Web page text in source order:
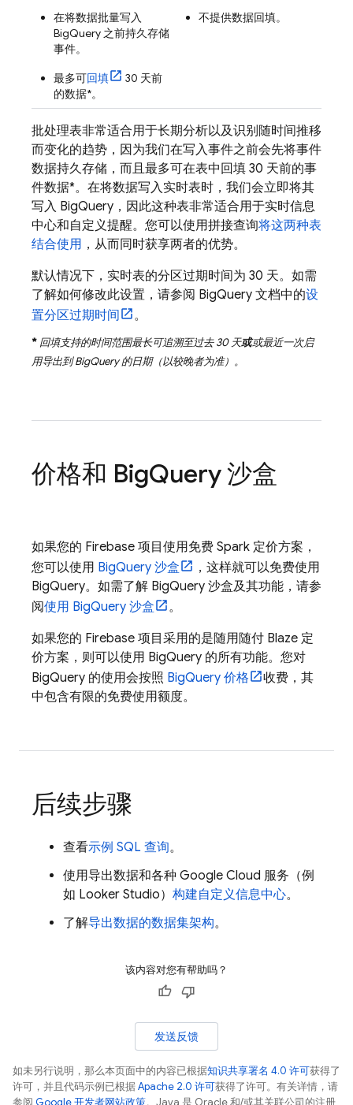
在将数据批量写入
BigQuery 之前持久存储
事件。
最多可回填
30 天前
的数据*。
不提供数据回填。
批处理表非常适合用于长期分析以及识别随时间推移
而变化的趋势，因为我们在写入事件之前会先将事件
数据持久存储，而且最多可在表中回填 30 天前的事
件数据*。在将数据写入实时表时，我们会立即将其
写入 BigQuery ，因此这种表非常适合用于实时信息
中心和自定义提醒。您可以使用拼接查询将这两种表
结合使用 ，从而同时获享两者的优势。
默认情况下，实时表的分区过期时间为 30 天。如需
了解如何修改此设置，请参阅 BigQuery 文档中的设
置分区过期时间
。
* 回填支持的时间范围最长可追溯至过去 30 天或或最近一次启
用导出到BigQuery的日期（以较晚者为准）。
价格和 BigQuery沙盒
如果您的 Firebase 项目使用免费 Spark 定价方案，
您可以使用 BigQuery 沙盒
，这样就可以免费使用
BigQuery。如需了解 BigQuery 沙盒及其功能，请参
阅使用 BigQuery 沙盒
。
如果您的 Firebase 项目采用的是随用随付 Blaze 定
价方案，则可以使用 BigQuery 的所有功能。您对
BigQuery 的使用会按照 BigQuery 价格
收费，其
中包含有限的免费使用额度。
后续步骤
查看示例 SQL 查询。
使用导出数据和各种 Google Cloud 服务（例
如 Looker Studio） 构建自定义信息中心。
了解导出数据的数据集架构。
该内容对您有帮助吗？
发送反馈
如未另行说明，那么本页面中的内容已根据知识共享署名 4.0 许可获得了
许可，并且代码示例已根据Apache 2.0 许可获得了许可。有关详情，请
参阅 Google 开发者网站政策。Java 是 Oracle 和/或其关联公司的注册